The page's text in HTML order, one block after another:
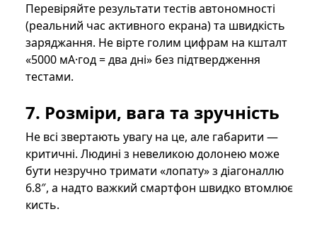
Перевіряйте результати тестів автономності
(реальний час активного екрана) та швидкість
заряджання. Не вірте голим цифрам на кшталт
«5000 мА·год = два дні» без підтвердження
тестами.
7. Розміри, вага та зручність
Не всі звертають увагу на це, але габарити —
критичні. Людині з невеликою долонею може
бути незручно тримати «лопату» з діагоналлю
6.8″, а надто важкий смартфон швидко втомлює
кисть.